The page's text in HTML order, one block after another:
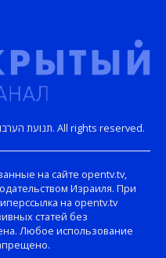
Copyright © Открытый телеканал. תנועת הערבות. All rights reserved.
на сайте opentv.tv,
Израиля. При
на opentv.tv
статей без
Любое использование